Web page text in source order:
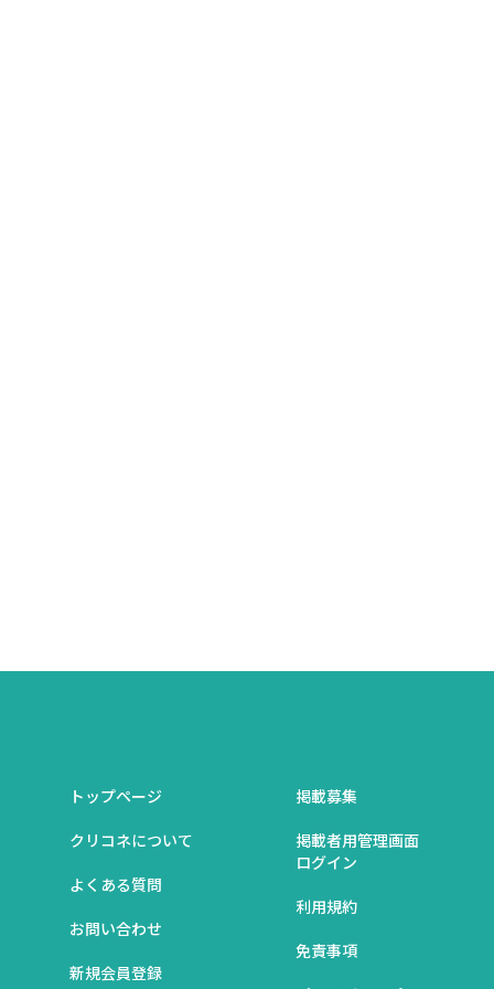
トップページ
クリコネについて
よくある質問
お問い合わせ
新規会員登録
掲載募集
掲載者用管理画面
ログイン
利用規約
免責事項